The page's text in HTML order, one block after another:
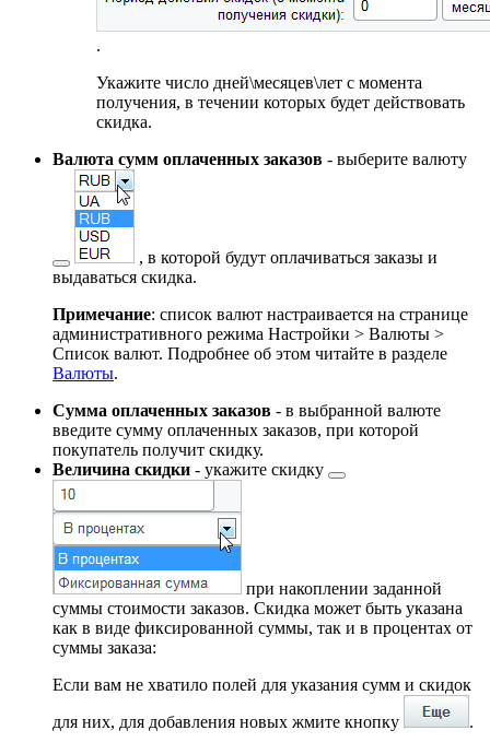
.
Укажите число дней\месяцев\лет с момента
получения, в течении которых будет действовать
скидка.
Валюта сумм оплаченных заказов - выберите валюту
, в которой будут оплачиваться заказы и
выдаваться скидка.
Примечание: список валют настраивается на странице
административного режима Настройки > Валюты >
Список валют. Подробнее об этом читайте в разделе
Валюты.
Сумма оплаченных заказов - в выбранной валюте
введите сумму оплаченных заказов, при которой
покупатель получит скидку.
Величина скидки - укажите скидку
при накоплении заданной
суммы стоимости заказов. Скидка может быть указана
как в виде фиксированной суммы, так и в процентах от
суммы заказа:
Если вам не хватило полей для указания сумм и скидок
для них, для добавления новых жмите кнопку
.